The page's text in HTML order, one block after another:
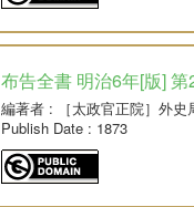
布告全書 明治6年[版] 第
編著者 : ［太政官正院］外史
Publish Date : 1873